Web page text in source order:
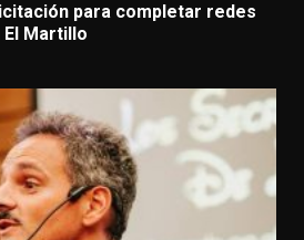
para completar redes
El Martillo